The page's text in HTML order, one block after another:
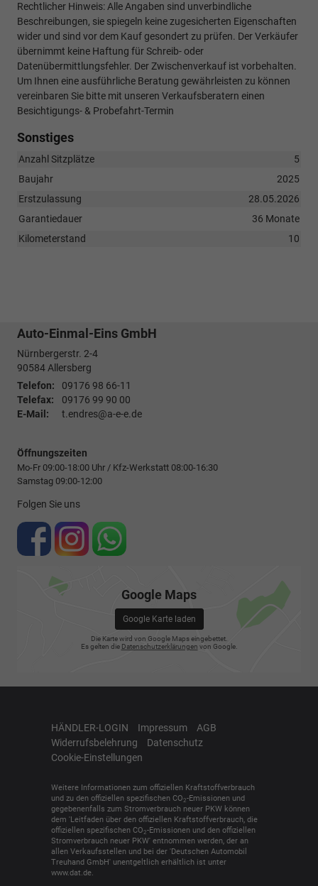
Rechtlicher Hinweis: Alle Angaben sind unverbindliche
Beschreibungen, sie spiegeln keine zugesicherten Eigenschaften
wider und sind vor dem Kauf gesondert zu prüfen. Der Verkäufer
übernimmt keine Haftung für Schreib- oder
Datenübermittlungsfehler. Der Zwischenverkauf ist vorbehalten.
Um Ihnen eine ausführliche Beratung gewährleisten zu können
vereinbaren Sie bitte mit unseren Verkaufsberatern einen
Besichtigungs- & Probefahrt-Termin
Sonstiges
Anzahl Sitzplätze
5
Baujahr
2025
Erstzulassung
28.05.2026
Garantiedauer
36 Monate
Kilometerstand
10
Auto-Einmal-Eins GmbH
Nürnbergerstr. 2-4
90584Allersberg
Telefon:
09176 98 66-11
Telefax:
09176 99 90 00
E-Mail:
t.endres@a-e-e.de
Öffnungszeiten
Mo-Fr 09:00-18:00 Uhr / Kfz-Werkstatt 08:00-16:30
Samstag 09:00-12:00
Folgen Sie uns
Google Maps
Google Karte laden
Die Karte wird von Google Maps eingebettet.
Es gelten die Datenschutzerklärungen von Google.
HÄNDLER-LOGIN Impressum
AGB
Widerrufsbelehrung
Datenschutz
Cookie-Einstellungen
Weitere Informationen zum offiziellen Kraftstoffverbrauch
und zu den offiziellen spezifischen CO2-Emissionen und
gegebenenfalls zum Stromverbrauch neuer PKW können
dem 'Leitfaden über den offiziellen Kraftstoffverbrauch, die
offiziellen spezifischen CO2-Emissionen und den offiziellen
Stromverbrauch neuer PKW' entnommen werden, der an
allen Verkaufsstellen und bei der 'Deutschen Automobil
Treuhand GmbH' unentgeltlich erhältlich ist unter
www.dat.de.